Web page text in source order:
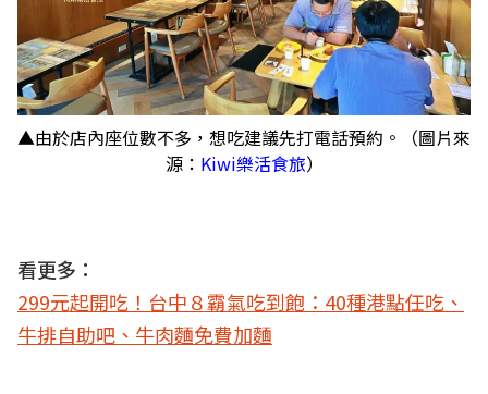
▲由於店內座位數不多，想吃建議先打電話預約。（圖片來
源： Kiwi樂活食旅）
看更多：
299元起開吃！台中８霸氣吃到飽：40種港點任吃、
牛排自助吧、牛肉麵免費加麵